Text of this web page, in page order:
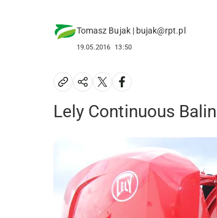
Tomasz Bujak | bujak@rpt.pl
19.05.2016 13:50
Lely Continuous